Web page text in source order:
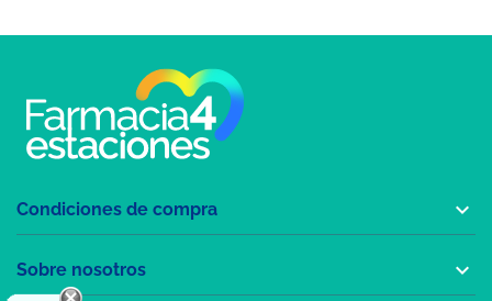
Condiciones de compra 
Sobre nosotros 